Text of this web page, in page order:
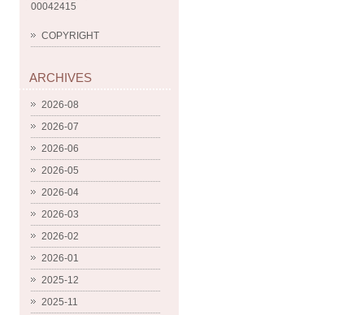
00042415
COPYRIGHT
ARCHIVES
2026-08
2026-07
2026-06
2026-05
2026-04
2026-03
2026-02
2026-01
2025-12
2025-11